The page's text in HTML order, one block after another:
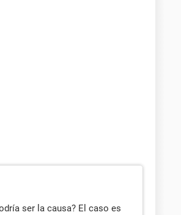
ser la causa? El caso es